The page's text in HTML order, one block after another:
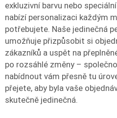
exkluzivní barvu nebo
nabízí personalizaci každým
potřebujete. Naše jedinečná
umožňuje přizpůsobit si
zákazníků a uspět na
po rozsáhlé změny –
nabídnout vám přesně tu
přejete, aby byla vaše
skutečně jedinečná.